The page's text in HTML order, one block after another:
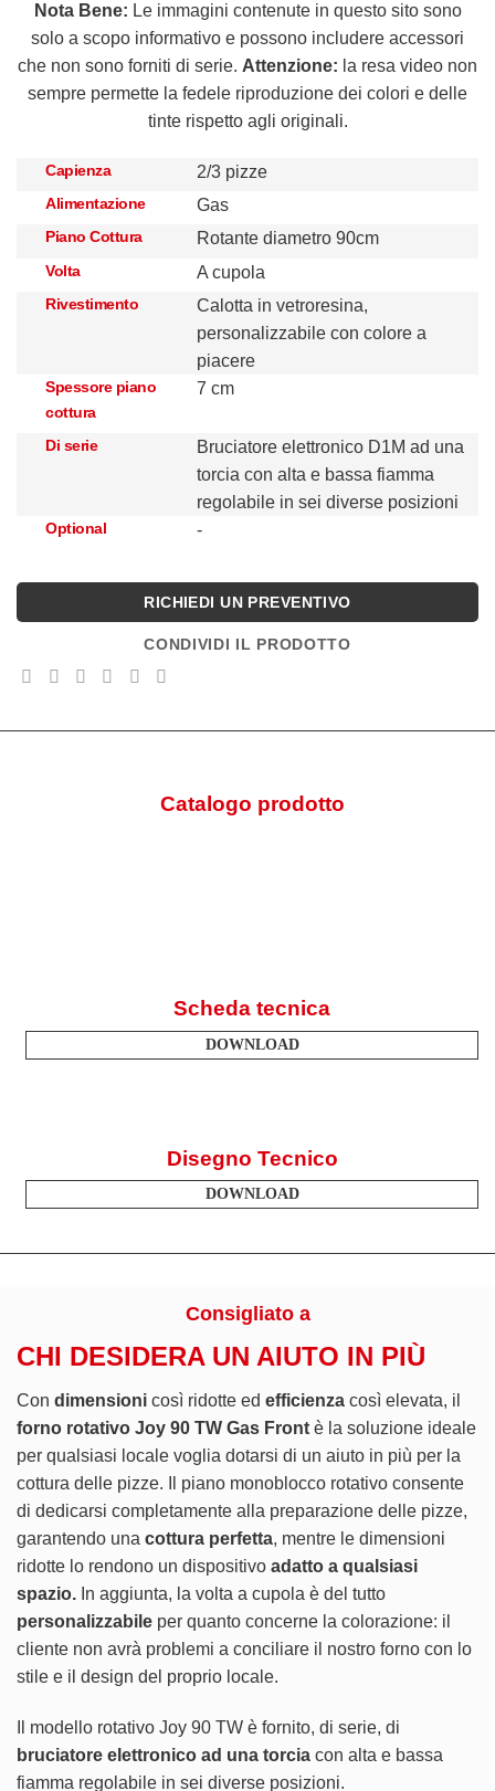
Nota Bene: Le immagini contenute in questo sito sono
solo a scopo informativo e possono includere accessori
che non sono forniti di serie. Attenzione: la resa video non
sempre permette la fedele riproduzione dei colori e delle
tinte rispetto agli originali.
Capienza 2/3 pizze
Alimentazione Gas
Piano Cottura Rotante diametro 90cm
Volta A cupola
Rivestimento
Calotta in vetroresina,
personalizzabile con colore a
piacere
Spessore piano
cottura
7 cm
Di serie
Bruciatore elettronico D1M ad una
torcia con alta e bassa fiamma
regolabile in sei diverse posizioni
Optional -
RICHIEDI UN PREVENTIVO
CONDIVIDI IL PRODOTTO
Catalogo prodotto
Scheda tecnica
DOWNLOAD
Disegno Tecnico
DOWNLOAD
Consigliato a
CHI DESIDERA UN AIUTO IN PIÙ
Con dimensioni così ridotte ed efficienza così elevata, il
forno rotativo Joy 90 TW Gas Front è la soluzione ideale
per qualsiasi locale voglia dotarsi di un aiuto in più per la
cottura delle pizze. Il piano monoblocco rotativo consente
di dedicarsi completamente alla preparazione delle pizze,
garantendo una cottura perfetta, mentre le dimensioni
ridotte lo rendono un dispositivo adatto a qualsiasi
spazio. In aggiunta, la volta a cupola è del tutto
personalizzabile per quanto concerne la colorazione: il
cliente non avrà problemi a conciliare il nostro forno con lo
stile e il design del proprio locale.
Il modello rotativo Joy 90 TW è fornito, di serie, di
bruciatore elettronico ad una torcia con alta e bassa
fiamma regolabile in sei diverse posizioni.